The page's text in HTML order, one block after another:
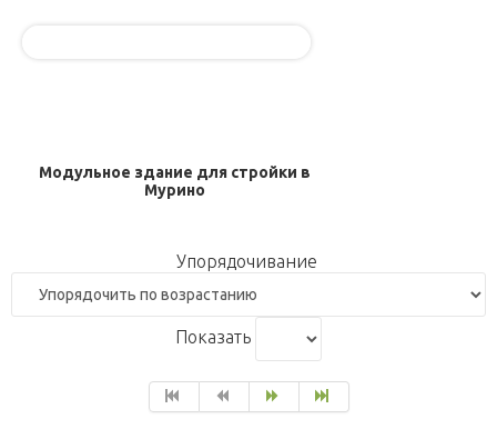
Модульное здание для стройки в
Мурино
Упорядочивание
Показать